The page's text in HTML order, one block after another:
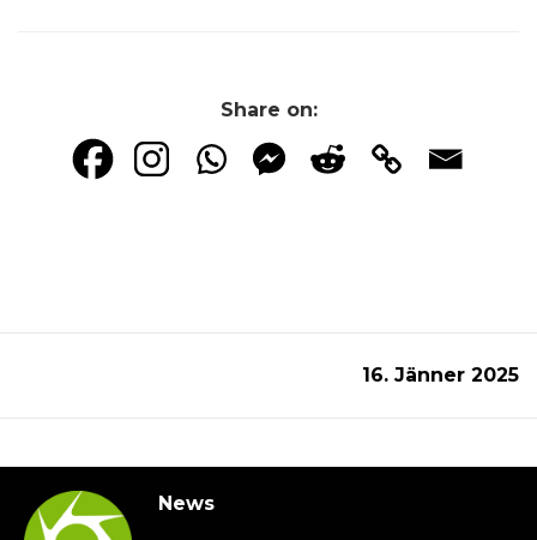
Share on:
16. Jänner 2025
News